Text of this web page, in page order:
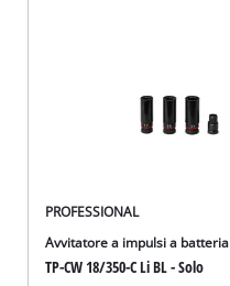
PROFESSIONAL
Avvitatore a impulsi a batteria
TP-CW 18/350-C Li BL - Solo